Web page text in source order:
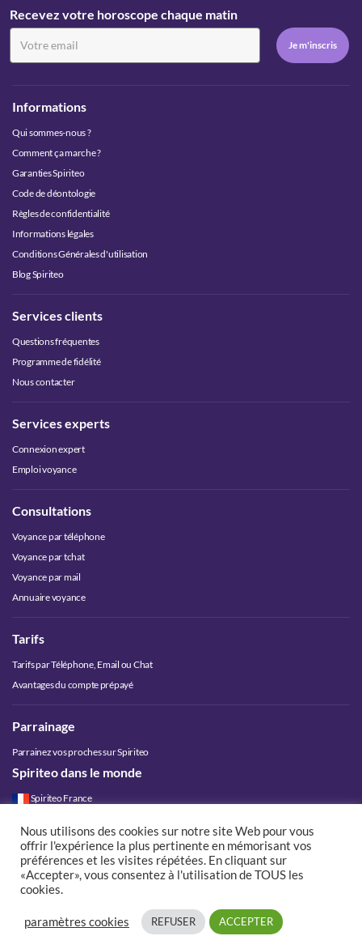
Recevez votre horoscope chaque matin
Informations
Qui sommes-nous ?
Comment ça marche ?
Garanties Spiriteo
Code de déontologie
Règles de confidentialité
Informations légales
Conditions Générales d'utilisation
Blog Spiriteo
Services clients
Questions fréquentes
Programme de fidélité
Nous contacter
Services experts
Connexion expert
Emploi voyance
Consultations
Voyance par téléphone
Voyance par tchat
Voyance par mail
Annuaire voyance
Tarifs
Tarifs par Téléphone, Email ou Chat
Avantages du compte prépayé
Parrainage
Parrainez vos proches sur Spiriteo
Spiriteo dans le monde
Spiriteo France
Spiriteo Luxembourg
Spiriteo Suisse
Spiriteo Canada
Nous utilisons des cookies sur notre site Web pour vous
offrir l'expérience la plus pertinente en mémorisant vos
préférences et les visites répétées. En cliquant sur
«Accepter», vous consentez à l'utilisation de TOUS les
cookies.
paramètres cookies REFUSER ACCEPTER